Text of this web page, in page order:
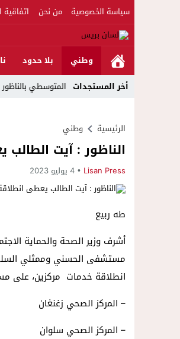
سياسة الخصوصية من نحن اتفاقية
وطني بلا حدود
أخر المستجدات
22:51
الرئيسية وطني
الناظور : آيت
Lisan Press 4 يوليو 2023
طه ربيع
أشرف وزير الصحة والحماية
انطلاقة خدمات مركزين، على
– المركز الصحي زغنغان
– المركز الصحي سلوان